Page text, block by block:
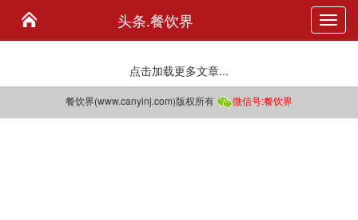
头条.餐饮界
点击加载更多文章...
餐饮界(www.canyinj.com)版权所有 微信号:餐饮界